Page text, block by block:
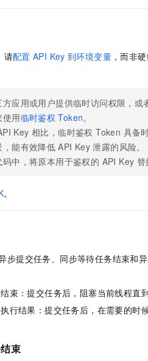
请配置 API Key 到环境变量 ，而非
应用或用户提供临时访问权限，
用临时鉴权 Token。
Key 相比，临时鉴权 Token 具备
能有效降低 API Key 泄露的风险。
中，将原本用于鉴权的 API Key
。
步提交任务、同步等待任务结束和
束：提交任务后，阻塞当前线程直
行结果：提交任务后，在需要的时
束
大模型服务平台百炼-应用模版
大模型服务平台百炼-智能体
灵活可视化地构建企业级 Agent
人工智能平台 PAI
即刻拥有 DeepSeek-R1 满血版
OA 办公系统
400电话
广告营销